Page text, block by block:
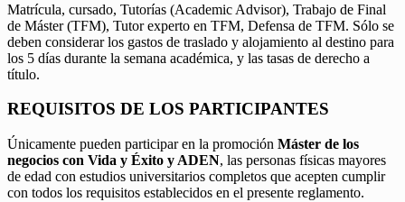
Matrícula, cursado, Tutorías (Academic Advisor), Trabajo de Final
de Máster (TFM), Tutor experto en TFM, Defensa de TFM. Sólo se
deben considerar los gastos de traslado y alojamiento al destino para
los 5 días durante la semana académica, y las tasas de derecho a
título.
REQUISITOS DE LOS PARTICIPANTES
Únicamente pueden participar en la promoción Máster de los
negocios con Vida y Éxito y ADEN, las personas físicas mayores
de edad con estudios universitarios completos que acepten cumplir
con todos los requisitos establecidos en el presente reglamento.